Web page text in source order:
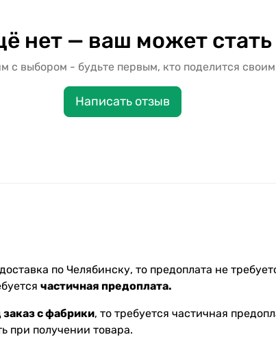
нет — ваш может
с выбором - будьте первым, кто поделится
Написать отзыв
по Челябинску, то предоплата не
частичная предоплата.
с фабрики, то требуется частичная
при получении товара.